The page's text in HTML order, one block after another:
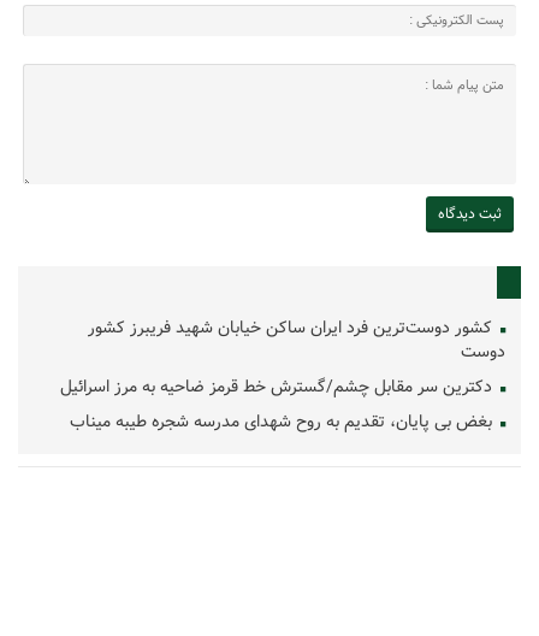
کشور دوست‌ترین فرد ایران ساکن خیابان شهید فریبرز کشور
دوست
دکترین سر مقابل چشم/گسترش خط قرمز ضاحیه به مرز اسرائیل
بغض بی پایان، تقدیم به روح شهدای مدرسه شجره طیبه میناب